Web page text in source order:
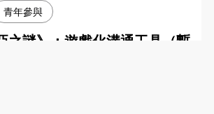
青年參與
之謎》：遊戲化溝通工具（暫